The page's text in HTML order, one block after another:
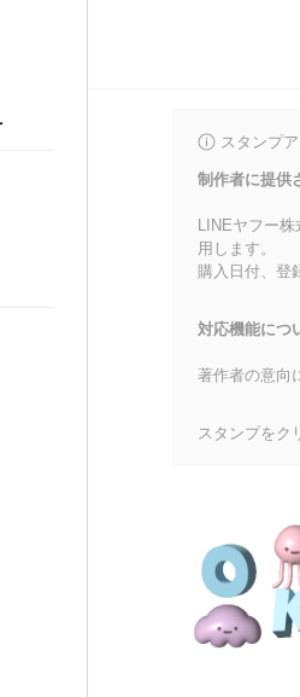
スタンプ
制作者に提供
LINEヤフー
用します。
購入日付、登
対応機能につ
著作者の意向
スタンプをク